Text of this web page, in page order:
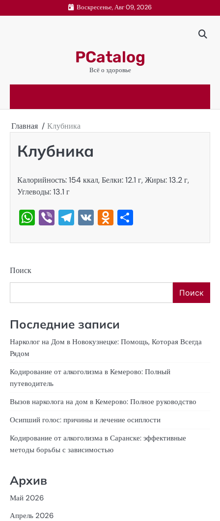
к
Воскресенье, Авг 09, 2026
PCatalog
Всё о здоровье
Главная Клубника
Клубника
Калорийность: 154 ккал, Белки: 12.1 г, Жиры: 13.2 г,
Углеводы: 13.1 г
WhatsApp
ViberTelegram
VKOdnoklassniki
Поиск
Поиск
Последние записи
Нарколог на Дом в Новокузнецке: Помощь, Которая Всегда
Рядом
Кодирование от алкоголизма в Кемерово: Полный
путеводитель
Вызов нарколога на дом в Кемерово: Полное руководство
Осипший голос: причины и лечение осиплости
Кодирование от алкоголизма в Саранске: эффективные
методы борьбы с зависимостью
Архив
Май 2026
Апрель 2026